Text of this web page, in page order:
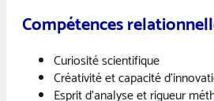
Compétences
Curiosité scientifique
Créativité et capacité
Esprit d’analyse et rigueur